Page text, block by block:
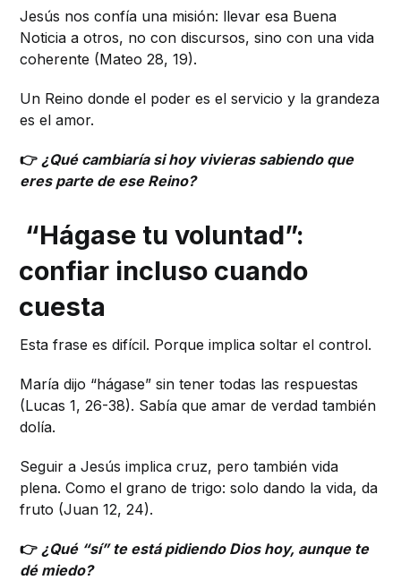
Jesús nos confía una misión: llevar esa Buena
Noticia a otros, no con discursos, sino con una vida
coherente (Mateo 28, 19).
Un Reino donde el poder es el servicio y la grandeza
es el amor.
👉 ¿Qué cambiaría si hoy vivieras sabiendo que
eres parte de ese Reino?
“Hágase tu voluntad”:
confiar incluso cuando
cuesta
Esta frase es difícil. Porque implica soltar el control.
María dijo “hágase” sin tener todas las respuestas
(Lucas 1, 26-38). Sabía que amar de verdad también
dolía.
Seguir a Jesús implica cruz, pero también vida
plena. Como el grano de trigo: solo dando la vida, da
fruto (Juan 12, 24).
👉 ¿Qué “sí” te está pidiendo Dios hoy, aunque te
dé miedo?